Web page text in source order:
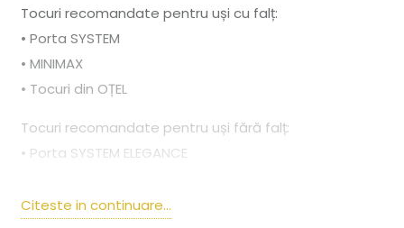
Tocuri recomandate pentru uși cu falț:
• Porta SYSTEM
• MINIMAX
• Tocuri din OȚEL
Tocuri recomandate pentru uși fără falț:
• Porta SYSTEM ELEGANCE
• Agrement Tehnic AT-15-6515/2016, ITB Varșovia.
Citeste in continuare...